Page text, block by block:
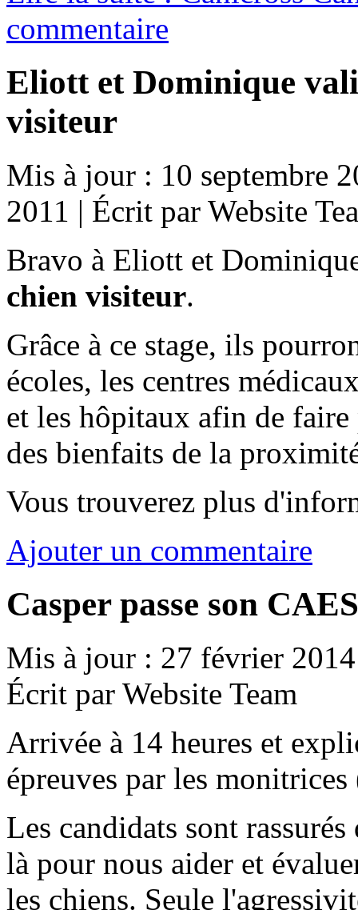
commentaire
Eliott et Dominique
visiteur
Mis à jour : 10 septembre
2011 | Écrit par Website
Bravo à Eliott et
chien visiteur.
Grâce à ce stage, ils
écoles, les centres
et les hôpitaux afin de
des bienfaits de la
Vous trouverez plus
Ajouter un commentaire
Casper passe son
Mis à jour : 27 février 2014
Écrit par Website Team
Arrivée à 14 heures et
épreuves par les
Les candidats sont
là pour nous aider et
les chiens. Seule